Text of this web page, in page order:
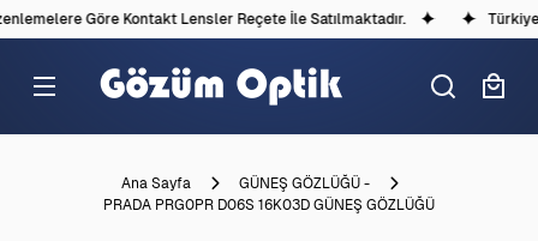
Göre Kontakt Lensler Reçete İle Satılmaktadır.
Ana Sayfa
GÜNEŞ GÖZLÜĞÜ -
PRADA PRG0PR D06S 16K03D GÜNEŞ GÖZLÜĞÜ